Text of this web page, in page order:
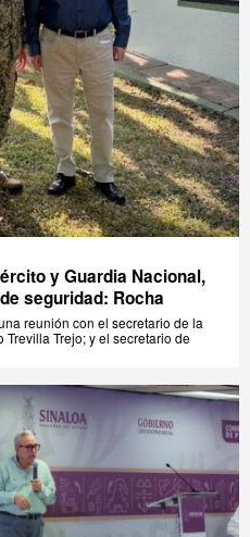
y Guardia Nacional,
seguridad: Rocha
reunión con el secretario de la
Trejo; y el secretario de